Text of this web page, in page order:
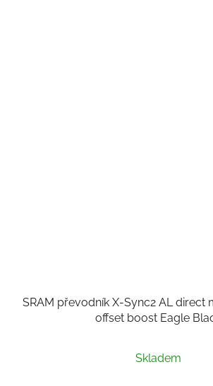
SRAM převodník X-Sync2 AL direct
offset boost Eagle
Skladem